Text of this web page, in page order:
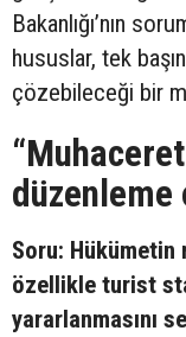
Bakanlığı’nın
hususlar, tek
çözebileceği bir
düzenleme
Soru: Hükümetin
özellikle turist
yararlanmasını